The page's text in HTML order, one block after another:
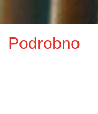
Podrobno